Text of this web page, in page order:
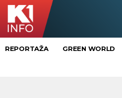
REPORTAŽA GREEN WORLD